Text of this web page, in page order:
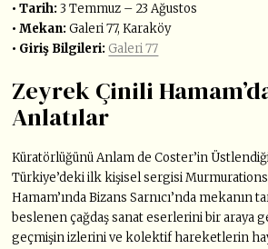
• Tarih: 3 Temmuz – 23 Ağustos
• Mekan:Galeri 77, Karaköy
• Giriş Bilgileri: Galeri 77
Zeyrek Çinili
Anlatılar
Küratörlüğünü Anlam de Coster’in
Türkiye’deki ilk kişisel sergisi
Hamam’ında Bizans Sarnıcı’nda mekanın
beslenen çağdaş sanat eserlerini bir araya
geçmişin izlerini ve kolektif hareketlerin